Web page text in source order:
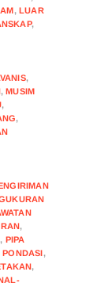
,LUAR
,
,
,MUSIM
,
,
,
, PIPA
PONDASI,
,